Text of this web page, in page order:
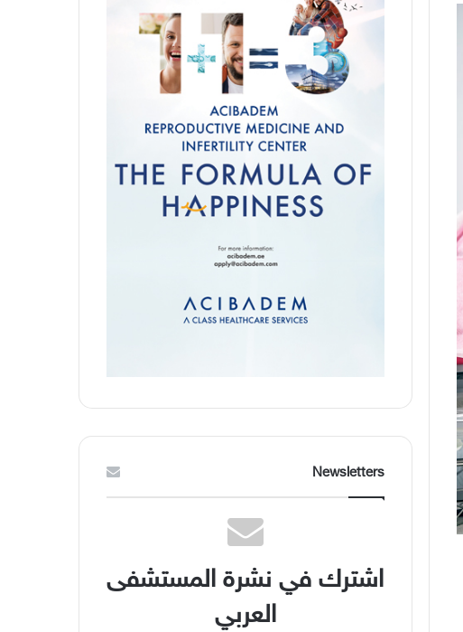
Newsletters
اشترك في نشرة المستشفى
العربي